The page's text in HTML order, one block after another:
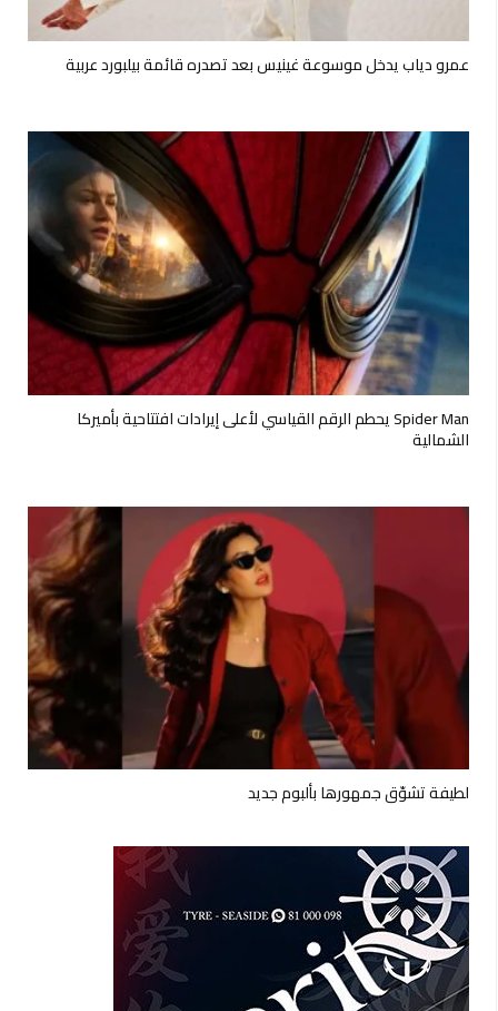
عمرو دياب يدخل موسوعة غينيس بعد تصدره قائمة بيلبورد عربية
Spider Man يحطم الرقم القياسي لأعلى إيرادات افتتاحية بأميركا
الشمالية
لطيفة تشوّق جمهورها بألبوم جديد